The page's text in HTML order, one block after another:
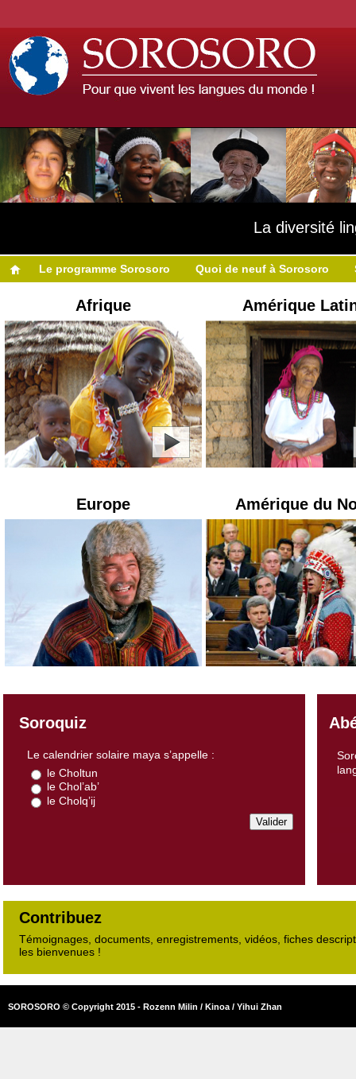
La diversité
Le programme Sorosoro Quoi de neuf à Sorosoro
Afrique Amérique
Europe Amérique du
Soroquiz
Le calendrier solaire maya s’appelle :
le Choltun
le Chol’ab’
le Cholq’ij
Contribuez
Témoignages, documents, enregistrements, vidéos, fiches
les bienvenues !
SOROSORO © Copyright 2015 - Rozenn Milin / Kinoa / Yihui Zhan